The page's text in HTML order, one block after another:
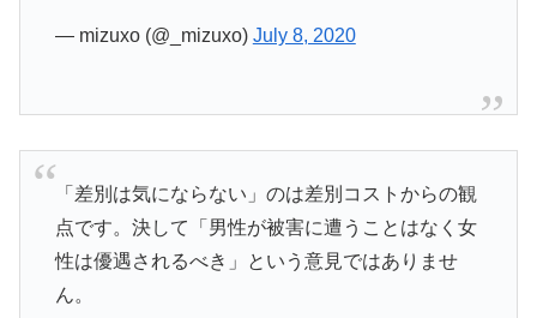
— mizuxo (@_mizuxo) July 8, 2020
「差別は気にならない」のは差別コストからの観
点です。決して「男性が被害に遭うことはなく女
性は優遇されるべき」という意見ではありませ
ん。